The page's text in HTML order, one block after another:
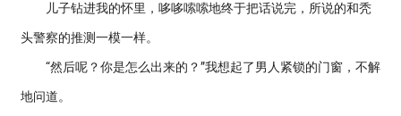
儿子钻进我的怀里，哆哆嗦嗦地终于把话说完，所说的和秃
头警察的推测一模一样。
“然后呢？你是怎么出来的？”我想起了男人紧锁的门窗，不解
地问道。